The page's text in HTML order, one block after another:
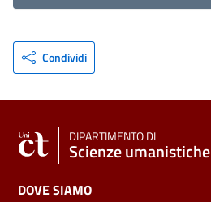
Condividi
DIPARTIMENTO DI
Scienze umanistiche
DOVE SIAMO